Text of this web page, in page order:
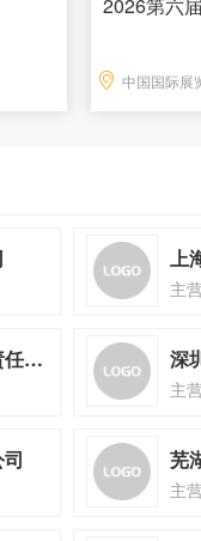
中国国际展
上
主
深圳市百福尊酒业有限责任公司 深
主
芜
主